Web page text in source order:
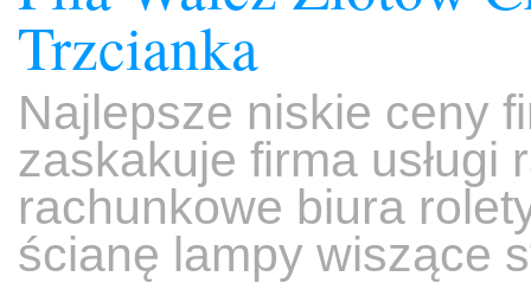
Trzcianka
Najlepsze niskie ceny
zaskakuje firma usługi
rachunkowe biura
ścianę lampy wiszące